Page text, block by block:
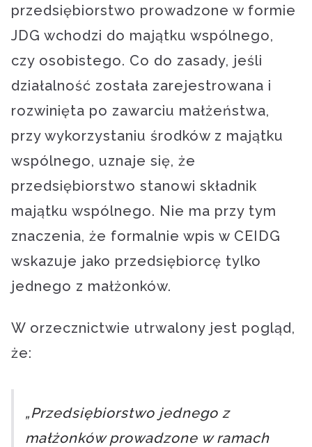
przedsiębiorstwo prowadzone w formie
JDG wchodzi do majątku wspólnego,
czy osobistego. Co do zasady, jeśli
działalność została zarejestrowana i
rozwinięta po zawarciu małżeństwa,
przy wykorzystaniu środków z majątku
wspólnego, uznaje się, że
przedsiębiorstwo stanowi składnik
majątku wspólnego. Nie ma przy tym
znaczenia, że formalnie wpis w CEIDG
wskazuje jako przedsiębiorcę tylko
jednego z małżonków.
W orzecznictwie utrwalony jest pogląd,
że:
„Przedsiębiorstwo jednego z
małżonków prowadzone w ramach